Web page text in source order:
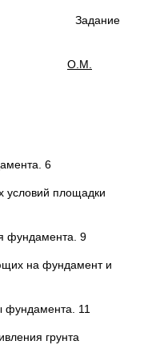
Задание
О.М.
6
условий площадки
фундамента. 9
на фундамент и
11
грунта